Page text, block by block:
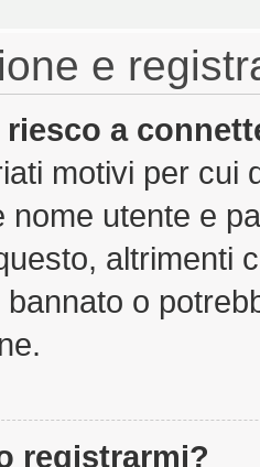
e
riesco a
motivi per cui
nome utente e
altrimenti
o
registrarmi?